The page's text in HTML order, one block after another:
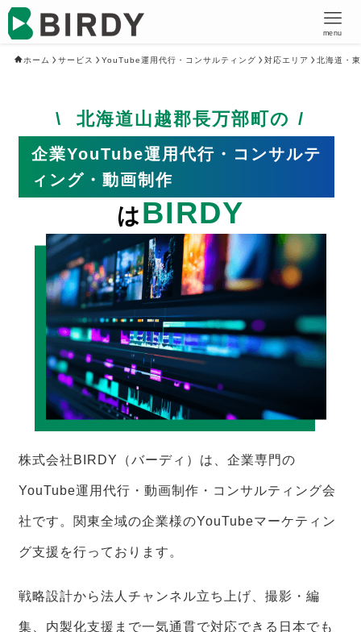
menu
ホーム サービス YouTube運用代行・コンサルティング 対応エリア 北海道・
北海道山越郡長万部町の
企業YouTube運用代行・コンサルテ
ィング・動画制作
はBIRDY
株式会社BIRDY（バーディ）は、企業専門の
YouTube運用代行・動画制作・コンサルティング会
社です。関東全域の企業様のYouTubeマーケティン
グ支援を行っております。
戦略設計から法人チャンネル立ち上げ、撮影・編
集、内製化支援まで一気通貫で対応できる日本でも